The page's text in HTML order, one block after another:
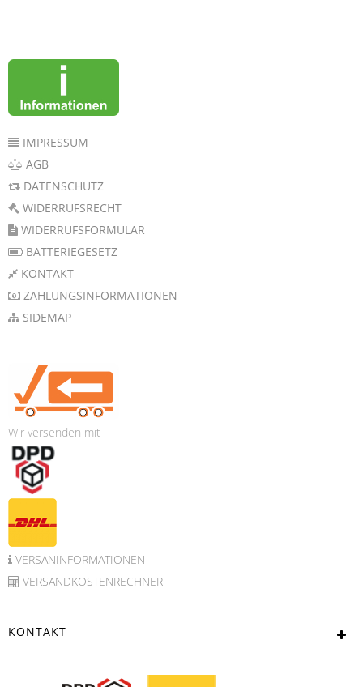
IMPRESSUM
AGB
DATENSCHUTZ
WIDERRUFSRECHT
WIDERRUFSFORMULAR
BATTERIEGESETZ
KONTAKT
ZAHLUNGSINFORMATIONEN
SIDEMAP
Wir versenden mit
VERSANINFORMATIONEN
VERSANDKOSTENRECHNER
KONTAKT